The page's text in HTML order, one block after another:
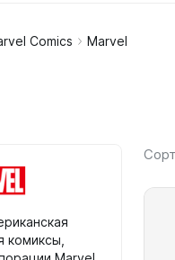
Comics Marvel
комиксы,